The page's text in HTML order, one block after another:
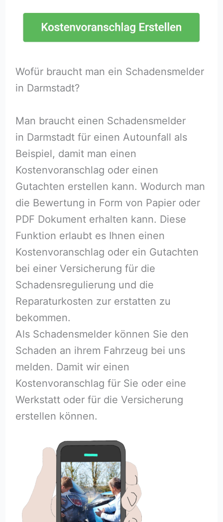
Wofür braucht man ein Schadensmelder
in Darmstadt?
Man braucht einen Schadensmelder
in Darmstadt für einen Autounfall als
Beispiel, damit man einen
Kostenvoranschlag oder einen
Gutachten erstellen kann. Wodurch man
die Bewertung in Form von Papier oder
PDF Dokument erhalten kann. Diese
Funktion erlaubt es Ihnen einen
Kostenvoranschlag oder ein Gutachten
bei einer Versicherung für die
Schadensregulierung und die
Reparaturkosten zur erstatten zu
bekommen.
Als Schadensmelder können Sie den
Schaden an ihrem Fahrzeug bei uns
melden. Damit wir einen
Kostenvoranschlag für Sie oder eine
Werkstatt oder für die Versicherung
erstellen können.